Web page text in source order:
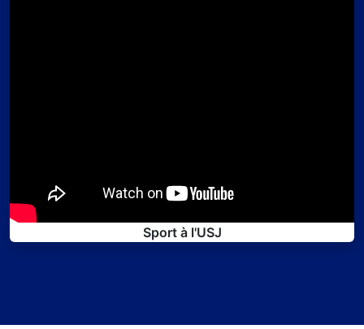
Sport à l'USJ